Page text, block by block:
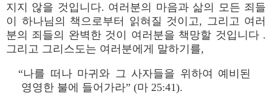
지지 않을 것입니다. 여러분의 마음과 삶의 모든 죄들
이 하나님의 책으로부터 읽혀질 것이고, 그리고 여러
분의 죄들의 완벽한 것이 여러분을 책망할 것입니다 .
그리고 그리스도는 여러분에게 말하기를,
“나를 떠나 마귀와 그 사자들을 위하여 예비된
영영한 불에 들어가라” (마 25:41).